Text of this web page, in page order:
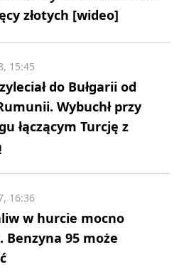
złotych [wideo]
do Bułgarii od
Wybuchł przy
łączącym Turcję z
15:45
w hurcie mocno
Benzyna 95 może
16:36